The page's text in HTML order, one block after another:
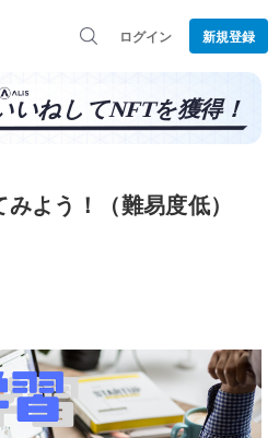
ログイン 新規登録
よう！（難易度低）